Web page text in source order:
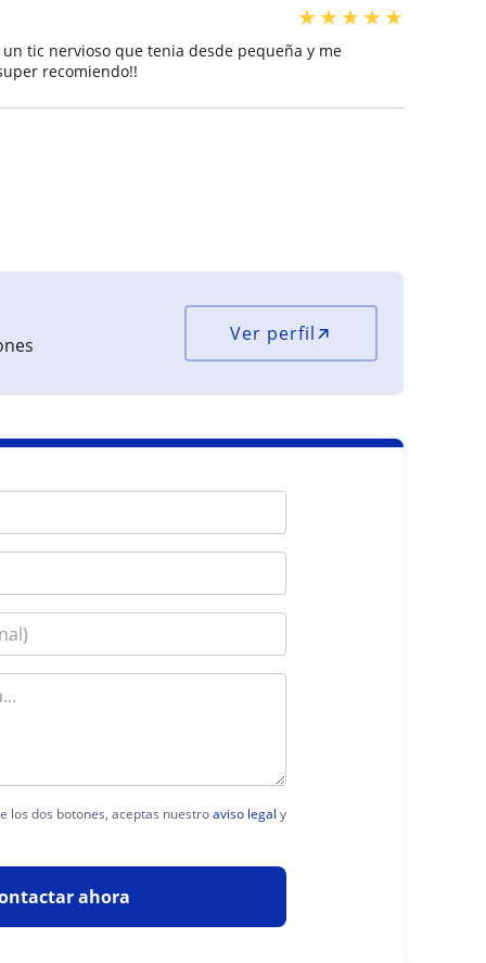
★★★★★
tic nervioso que tenia desde pequeña y me
recomiendo!!
Ver perfil
los dos botones, aceptas nuestroaviso legal y
ahora